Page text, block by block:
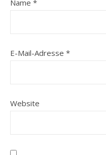
Name *
E-Mail-Adresse *
Website